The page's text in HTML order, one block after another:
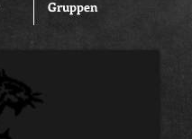
Gruppen